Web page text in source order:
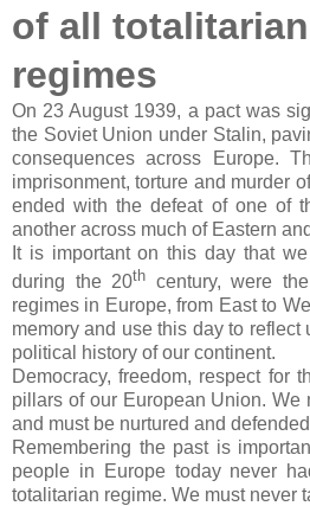
of all
regimes
On 23 August 1939, a pact was
the Soviet Union under Stalin,
consequences across Europe.
imprisonment, torture and murder
ended with the defeat of one of
another across much of Eastern
It is important on this day that
during the 20th century, were
regimes in Europe, from East to
memory and use this day to
political history of our continent.
Democracy, freedom, respect for
pillars of our European Union. We
and must be nurtured and
Remembering the past is
people in Europe today never
totalitarian regime. We must never